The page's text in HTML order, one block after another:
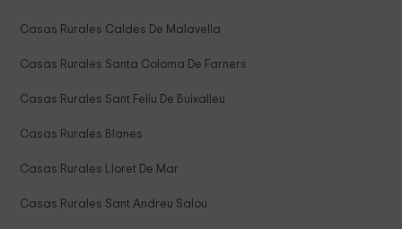
Casas Rurales Caldes De Malavella
Casas Rurales Santa Coloma De Farners
Casas Rurales Sant Feliu De Buixalleu
Casas Rurales Blanes
Casas Rurales Lloret De Mar
Casas Rurales Sant Andreu Salou